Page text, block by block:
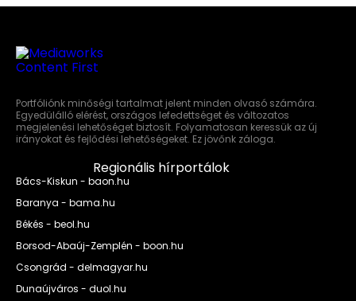
Portfóliónk minőségi tartalmat jelent minden olvasó számára.
Egyedülálló elérést, országos lefedettséget és változatos
megjelenési lehetőséget biztosít. Folyamatosan keressük az új
irányokat és fejlődési lehetőségeket. Ez jövőnk záloga.
Regionális hírportálok
Bács-Kiskun - baon.hu
Baranya - bama.hu
Békés - beol.hu
Borsod-Abaúj-Zemplén - boon.hu
Csongrád - delmagyar.hu
Dunaújváros - duol.hu